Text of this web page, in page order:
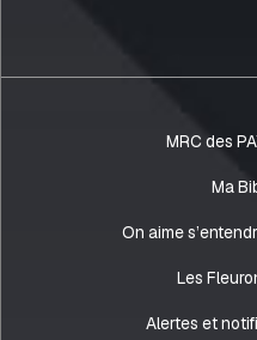
MRC des
Ma
On aime
Les
Alertes et